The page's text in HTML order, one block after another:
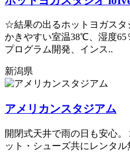
☆結果の出るホットヨガスタ
かきやすい室温38℃、湿度
プログラム開発、インス..
新潟県
アメリカンスタジアム
開閉式天井で雨の日も安心
ット・シューズ共にレンタ